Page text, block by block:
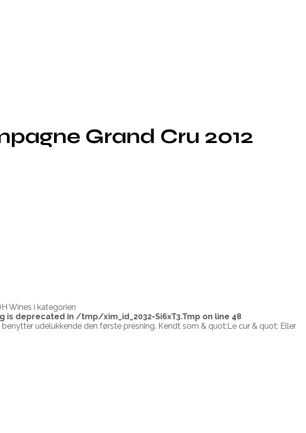
Grand Cru 2012
Wines i kategorien
is deprecated in /tmp/xim_id_2032-Si6xT3.Tmp on line 48
udelukkende den første presning. Kendt som & quot;Le cur & quot; Eller